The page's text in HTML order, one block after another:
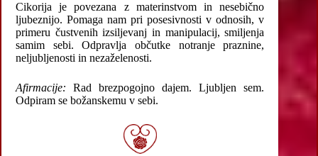
Cikorija je povezana z materinstvom in nesebično
ljubeznijo. Pomaga nam pri posesivnosti v odnosih, v
primeru čustvenih izsiljevanj in manipulacij, smiljenja
samim sebi. Odpravlja občutke notranje praznine,
neljubljenosti in nezaželenosti.
Afirmacije: Rad brezpogojno dajem. Ljubljen sem.
Odpiram se božanskemu v sebi.